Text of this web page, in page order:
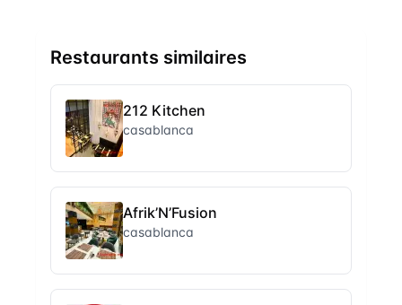
Restaurants similaires
212 Kitchen
casablanca
Afrik’N’Fusion
casablanca